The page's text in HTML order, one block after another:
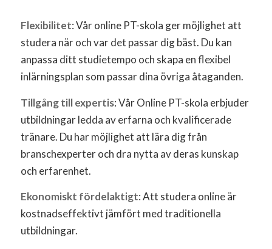
Flexibilitet: Vår online PT-skola ger möjlighet att
studera när och var det passar dig bäst. Du kan
anpassa ditt studietempo och skapa en flexibel
inlärningsplan som passar dina övriga åtaganden.
Tillgång till expertis: Vår Online PT-skola erbjuder
utbildningar ledda av erfarna och kvalificerade
tränare. Du har möjlighet att lära dig från
branschexperter och dra nytta av deras kunskap
och erfarenhet.
Ekonomiskt fördelaktigt: Att studera online är
kostnadseffektivt jämfört med traditionella
utbildningar.